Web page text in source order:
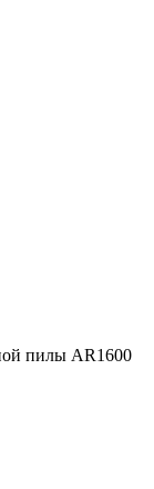
пилы AR1600